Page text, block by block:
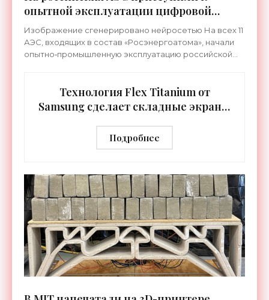
опытной эксплуатации цифровой
системы «ТОРЭКС» - «Технологии»
Изображение сгенерировано нейросетью На всех 11
АЭС, входящих в состав «Росэнергоатома», начали
опытно‑промышленную эксплуатацию российской
Технология Flex Titanium от
Samsung сделает складные экраны
«Технологии»
Подробнее